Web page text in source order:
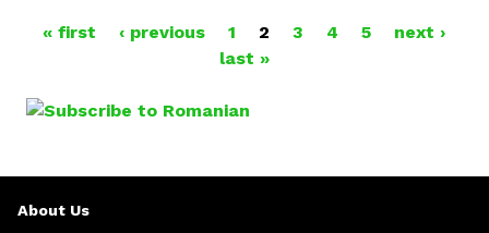
P
G
S
« first ‹ previous 1 2 3 4 5
next ›
last »
About Us